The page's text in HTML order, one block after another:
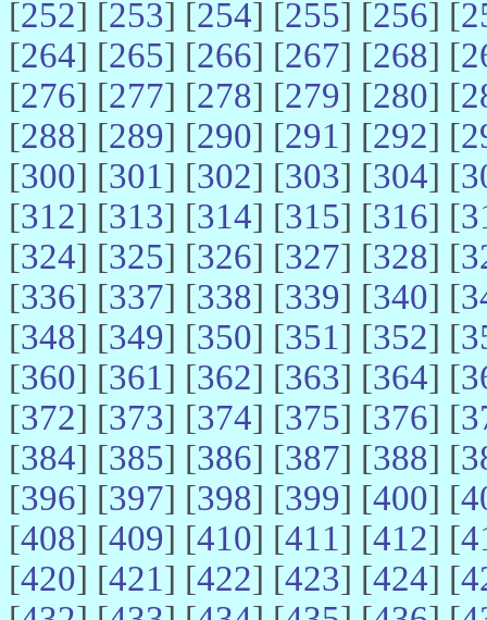
[252] [253] [254] [255] [256] [
[264] [265] [266] [267] [268] [
[276] [277] [278] [279] [280] [
[288] [289] [290] [291] [292] [
[300] [301] [302] [303] [304] [
[312] [313] [314] [315] [316] [
[324] [325] [326] [327] [328] [
[336] [337] [338] [339] [340] [
[348] [349] [350] [351] [352] [
[360] [361] [362] [363] [364] [
[372] [373] [374] [375] [376] [
[384] [385] [386] [387] [388] [
[396] [397] [398] [399] [400] [
[408] [409] [410] [411] [412] [
[420] [421] [422] [423] [424] [